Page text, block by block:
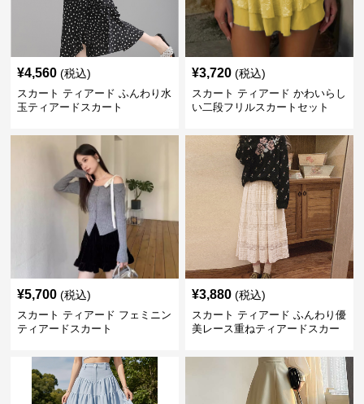
¥4,560 (税込)
スカート ティアード ふんわり水
玉ティアードスカート
¥3,720 (税込)
スカート ティアード かわいらし
い二段フリルスカートセット
¥5,700 (税込)
スカート ティアード フェミニン
ティアードスカート
¥3,880 (税込)
スカート ティアード ふんわり優
美レース重ねティアードスカー